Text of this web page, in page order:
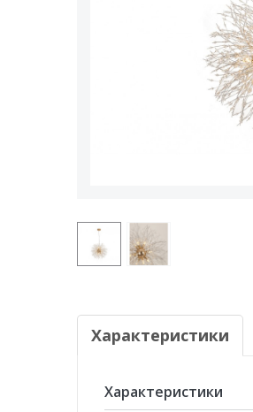
Характеристики
Характеристики